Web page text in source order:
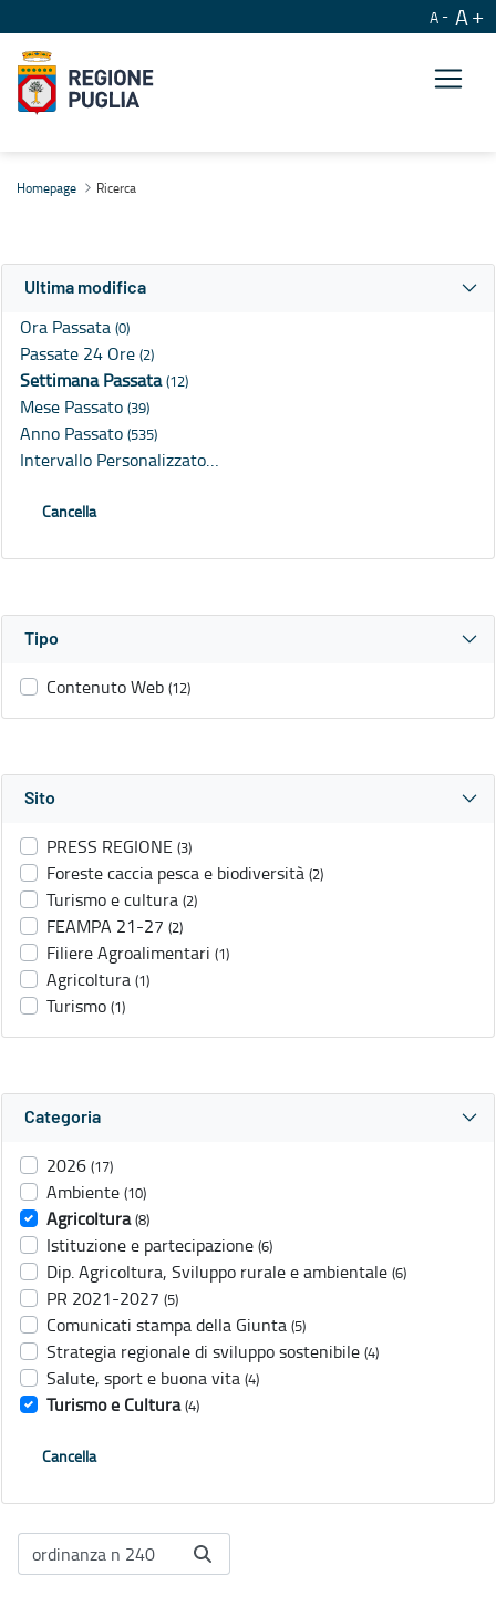
A A
Homepage Ricerca
Ultima modifica
Ora Passata (0)
Passate 24 Ore (2)
Settimana Passata(12)
Mese Passato (39)
Anno Passato (535)
Intervallo Personalizzato…
Cancella
Tipo
Contenuto Web (12)
Sito
PRESS REGIONE (3)
Foreste caccia pesca e biodiversità (2)
Turismo e cultura (2)
FEAMPA 21-27 (2)
Filiere Agroalimentari (1)
Agricoltura (1)
Turismo (1)
Categoria
2026 (17)
Ambiente (10)
Agricoltura (8)
Istituzione e partecipazione (6)
Dip. Agricoltura, Sviluppo rurale e ambientale (6)
PR 2021-2027 (5)
Comunicati stampa della Giunta (5)
Strategia regionale di sviluppo sostenibile (4)
Salute, sport e buona vita (4)
Turismo e Cultura (4)
Cancella